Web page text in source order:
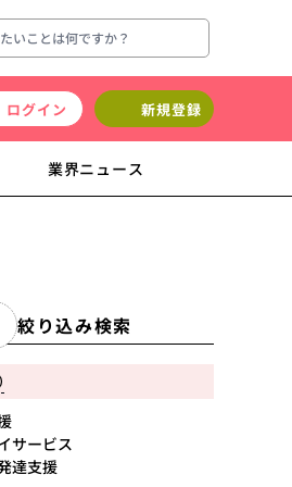
ログイン 新規登録
業界ニュース
絞り込み検索
サービス
達支援